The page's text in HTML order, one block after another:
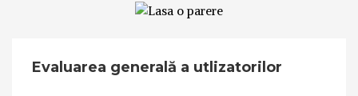
Evaluarea generală a utlizatorilor